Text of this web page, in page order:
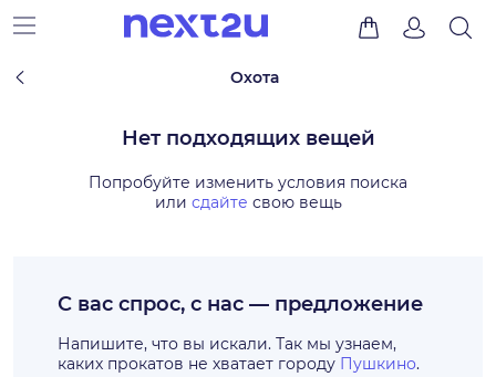
Охота
Нет подходящих вещей
Попробуйте изменить условия поиска
или сдайте свою вещь
С вас спрос, с нас — предложение
Напишите, что вы искали. Так мы узнаем,
каких прокатов не хватает городу Пушкино.